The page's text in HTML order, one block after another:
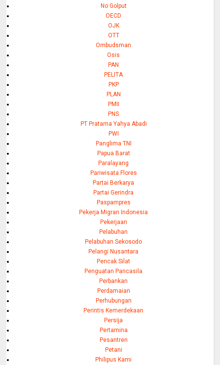
No Golput
OECD
OJK
OTT
Ombudsman
Osis
PAN
PELITA
PKP
PLAN
PMII
PNS
PT Pratama Yahya Abadi
PWI
Panglima TNI
Papua Barat
Paralayang
Pariwisata Flores
Partai Berkarya
Partai Gerindra
Paspampres
Pekerja Migran Indonesia
Pekerjaan
Pelabuhan
Pelabuhan Sekosodo
Pelangi Nusantara
Pencak Silat
Penguatan Pancasila
Perbankan
Perdamaian
Perhubungan
Perintis Kemerdekaan
Persija
Pertamina
Pesantren
Petani
Philipus Kami